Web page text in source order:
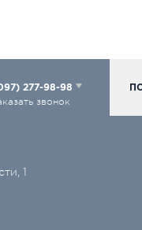
277-98-98
звонок
1